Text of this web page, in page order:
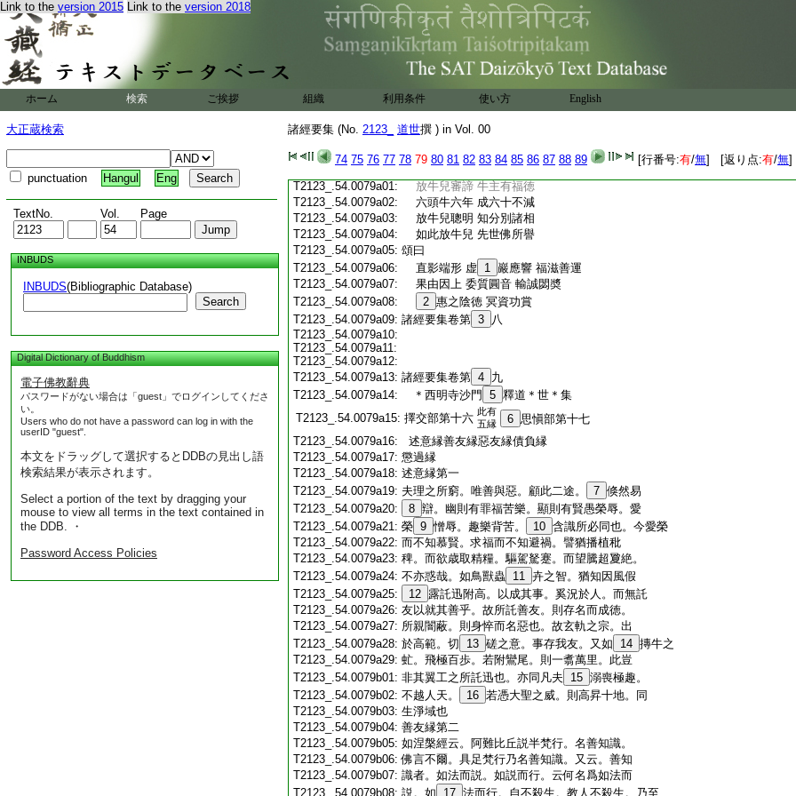
Link to the version 2015 Link to the version 2018
ホーム 検索 ご挨拶 組織 利用条件 使い方 English
大正蔵検索
punctuation Hangul Eng
TextNo. Vol. Page
INBUDS
INBUDS(Bibliographic Database)
Search
Digital Dictionary of Buddhism
電子佛教辭典
パスワードがない場合は「guest」でログインしてくださ
い。
Users who do not have a password can log in with the
userID "guest".
本文をドラッグして選択するとDDBの見出し語
検索結果が表示されます。
Select a portion of the text by dragging your
mouse to view all terms in the text contained in
the DDB. ・
Password Access Policies
諸經要集 (No. 2123_ 道世撰 ) in Vol. 00
74 75 76 77 78 79 80 81 82 83 84 85 86 87 88 89 [行番号:有/無] [返り点:有/無]
T2123_.54.0078c19:故智者。欲求佛道當作是學
T2123_.54.0078c20:
又放牛經。出増一阿含別品同譯。佛告諸比
T2123_.54.0078c21:丘。有十一法。放牛兒不知放牛便宜。不曉養
T2123_.54.0078c22:牛。何等爲十一。一者放牛兒不知色。二者不
知相。三者不知摩刷。四者不知護瘡。五者不
知作煙。六者不知擇道行。七者不知處牛。八
T2123_.54.0078c25:者不知何道渡水。九者不知逐好水草。十者
T2123_.54.0078c26: 不知
T2123_.54.0078c27:不可用。如是十一事。放牛兒不曉養護其牛
T2123_.54.0078c28:者。牛終不 11
滋息。日日有減。此喩比丘。亦有
T2123_.54.0079a01:
放牛兒審諦 牛主有福徳
T2123_.54.0079a02:
六頭牛六年 成六十不減
T2123_.54.0079a03:
放牛兒聰明 知分別諸相
T2123_.54.0079a04:
如此放牛兒 先世佛所譽
T2123_.54.0079a05: 頌曰
T2123_.54.0079a06:
直影端形 虚 1 巖應響 福滋善運
T2123_.54.0079a07:
果由因上 委質圓音 輸誠閟奬
T2123_.54.0079a08:
2 惠之陰徳 冥資功賞
T2123_.54.0079a09: 諸經要集卷第 3 八
T2123_.54.0079a10:
T2123_.54.0079a11:
T2123_.54.0079a12:
T2123_.54.0079a13: 諸經要集卷第 4 九
T2123_.54.0079a14:
＊西明寺沙門 5 釋道＊世＊集
T2123_.54.0079a15: 擇交部第十六 此有
五縁
6 思愼部第十七
T2123_.54.0079a16:
述意縁善友縁惡友縁債負縁
T2123_.54.0079a17: 懲過縁
T2123_.54.0079a18: 述意縁第一
T2123_.54.0079a19: 夫理之所窮。唯善與惡。顧此二途。 7 倏然易
T2123_.54.0079a20:
8 辯。幽則有罪福苦樂。顯則有賢愚榮辱。愛
T2123_.54.0079a21: 榮 9 憎辱。趣樂背苦。 10 含識所必同也。今愛榮
T2123_.54.0079a22: 而不知慕賢。求福而不知避禍。譬猶播植秕
T2123_.54.0079a23: 稗。而欲歳取精糧。驅駕駑蹇。而望騰超夐絶。
T2123_.54.0079a24: 不亦惑哉。如鳥獸蟲 11 卉之智。猶知因風假
T2123_.54.0079a25:
12 露託迅附高。以成其事。奚況於人。而無託
T2123_.54.0079a26: 友以就其善乎。故所託善友。則存名而成徳。
T2123_.54.0079a27: 所親闇蔽。則身悴而名惡也。故玄軌之宗。出
T2123_.54.0079a28: 於高範。切 13 磋之意。事存我友。又如 14 摶牛之
T2123_.54.0079a29: 虻。飛極百歩。若附鸞尾。則一翥萬里。此豈
T2123_.54.0079b01: 非其翼工之所託迅也。亦同凡夫 15 溺喪極趣。
T2123_.54.0079b02: 不越人天。 16 若憑大聖之威。則高昇十地。同
T2123_.54.0079b03: 生淨域也
T2123_.54.0079b04: 善友縁第二
T2123_.54.0079b05: 如涅槃經云。阿難比丘説半梵行。名善知識。
T2123_.54.0079b06:佛言不爾。具足梵行乃名善知識。又云。善知
T2123_.54.0079b07: 識者。如法而説。如説而行。云何名爲如法而
T2123_.54.0079b08: 説。如 17 法而行。自不殺生。教人不殺生。乃至